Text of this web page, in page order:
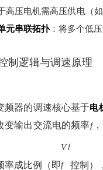
高压电机需高压供电（
元串联拓扑：将多个低
制逻辑与调速原理
频器的调速核心基于电
变输出交流电的频率f
率成比例（即
V /
f 控制）